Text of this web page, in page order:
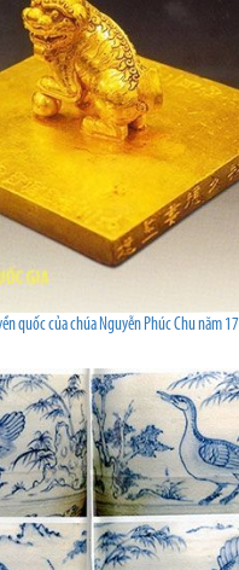
quốc của chúa Nguyễn Phúc Chu năm